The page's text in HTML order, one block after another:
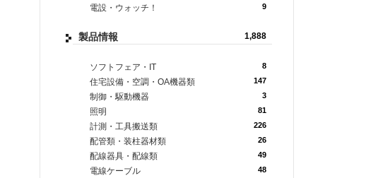
電設・ウォッチ！ 9
製品情報 1,888
ソフトフェア・IT 8
住宅設備・空調・OA機器類 147
制御・駆動機器 3
照明 81
計測・工具搬送類 226
配管類・装柱器材類 26
配線器具・配線類 49
電線ケーブル 48